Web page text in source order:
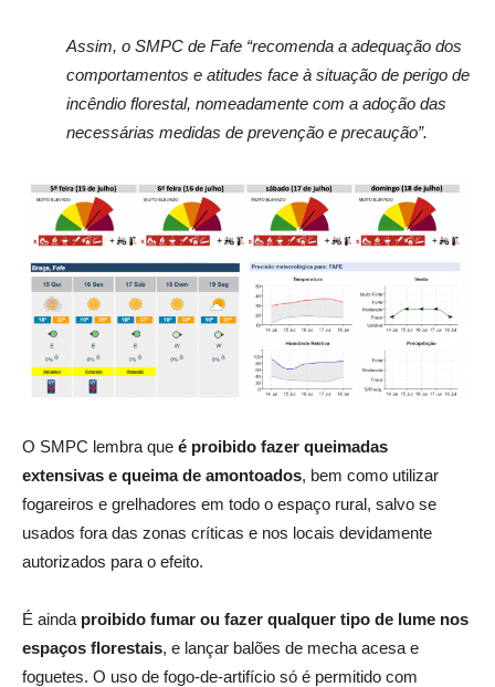
Assim, o SMPC de Fafe “recomenda a adequação dos
comportamentos e atitudes face à situação de perigo de
incêndio florestal, nomeadamente com a adoção das
necessárias medidas de prevenção e precaução”.
O SMPC lembra que é proibido fazer queimadas
extensivas e queima de amontoados, bem como utilizar
fogareiros e grelhadores em todo o espaço rural, salvo se
usados fora das zonas críticas e nos locais devidamente
autorizados para o efeito.
É ainda proibido fumar ou fazer qualquer tipo de lume nos
espaços florestais, e lançar balões de mecha acesa e
foguetes. O uso de fogo-de-artifício só é permitido com